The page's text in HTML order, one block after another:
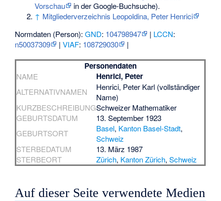
Vorschau
in der Google-Buchsuche).
↑ Mitgliederverzeichnis Leopoldina, Peter Henrici
Normdaten (Person):GND: 104798947 | LCCN:
n50037309
|VIAF: 108729030 |
Personendaten
NAME Henrici, Peter
ALTERNATIVNAMEN
Henrici, Peter Karl (vollständiger
Name)
KURZBESCHREIBUNGSchweizer Mathematiker
GEBURTSDATUM
13. September 1923
GEBURTSORT
Basel, Kanton Basel-Stadt,
Schweiz
STERBEDATUM
13. März 1987
STERBEORT
Zürich, Kanton Zürich,Schweiz
Auf dieser Seite verwendete Medien